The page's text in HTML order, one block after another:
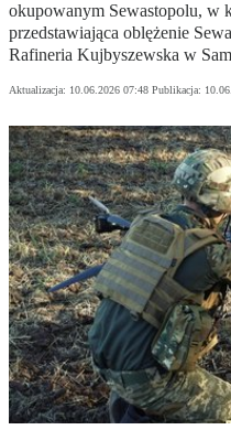
okupowanym Sewastopolu, w
przedstawiająca oblężenie
Rafineria Kujbyszewska w
Aktualizacja: 10.06.2026 07:48 Publikacja: